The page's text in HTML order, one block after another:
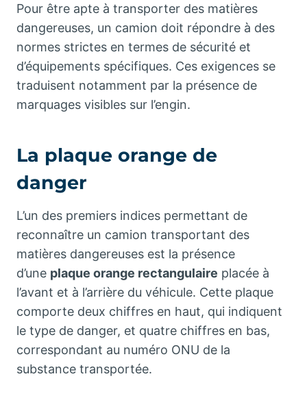
Pour être apte à transporter des matières
dangereuses, un camion doit répondre à des
normes strictes en termes de sécurité et
d’équipements spécifiques. Ces exigences se
traduisent notamment par la présence de
marquages visibles sur l’engin.
La plaque orange de
danger
L’un des premiers indices permettant de
reconnaître un camion transportant des
matières dangereuses est la présence
d’une plaque orange rectangulaire placée à
l’avant et à l’arrière du véhicule. Cette plaque
comporte deux chiffres en haut, qui indiquent
le type de danger, et quatre chiffres en bas,
correspondant au numéro ONU de la
substance transportée.